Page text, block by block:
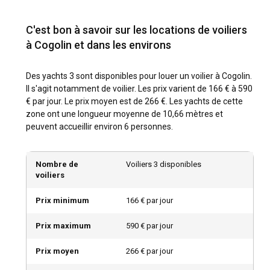
spectaculaires.
à Cogolin ?
La période idéale pour louer un voilier à Cogolin s'étend
d'avril à octobre, où vous pourrez profiter de températures
agréables et de points d'amarrage moins encombrés. De
plus, naviguer à Cogolin vous offre également l'occasion de
mois d'été.
navigation à Cogolin ?
Avec son climat méditerranéen, Cogolin bénéficie d'étés
d'excellentes conditions de navigation, et les températures
C'est bon à savoir sur les locations de voiliers
à Cogolin et dans les environs
Des yachts 3 sont disponibles pour louer un voilier à Cogolin.
Il s'agit notamment de voilier. Les prix varient de 166 € à 590
€ par jour. Le prix moyen est de 266 €. Les yachts de cette
zone ont une longueur moyenne de 10,66 mètres et
peuvent accueillir environ 6 personnes.
Nombre de
voiliers
Voiliers 3 disponibles
Prix minimum 166 € par jour
Prix maximum 590 € par jour
Prix moyen 266 € par jour